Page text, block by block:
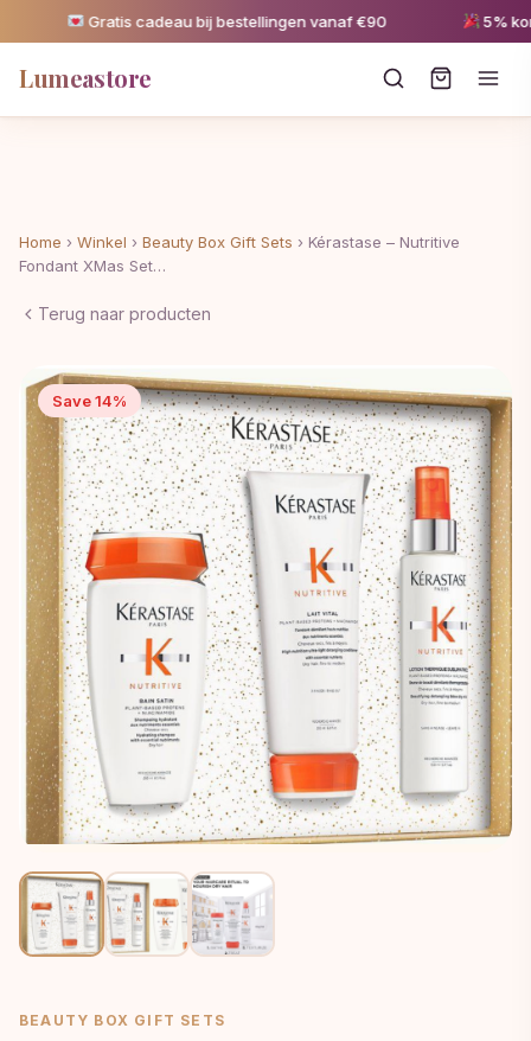
Gratis cadeau bij bestellingen vanaf €90 5%
Lumeastore
Home › Winkel › Beauty Box Gift Sets › Kérastase – Nutritive
Fondant XMas Set…
Terug naar producten
Save 14%
BEAUTY BOX GIFT SETS